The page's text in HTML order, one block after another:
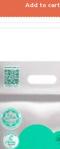
Add to cart